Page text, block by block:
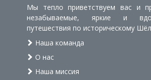
Мы тепло приветствуем вас и
незабываемые, яркие и
путешествия по историческому
Наша команда
О нас
Наша миссия